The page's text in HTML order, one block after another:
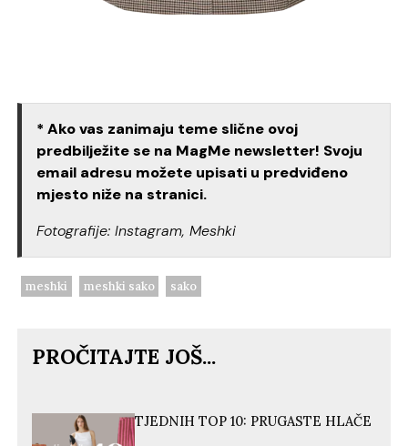
* Ako vas zanimaju teme slične ovoj
predbilježite se na MagMe newsletter! Svoju
email adresu možete upisati u predviđeno
mjesto niže na stranici.
Fotografije: Instagram, Meshki
meshki meshki sako sako
PROČITAJTE JOŠ...
TJEDNIH TOP 10: PRUGASTE HLAČE